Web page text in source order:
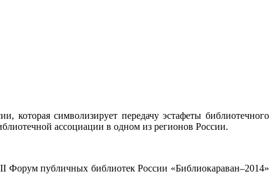
которая символизирует передачу эстафеты библиотечного
ассоциации в одном из регионов России.
Форум публичных библиотек России «Библиокараван–2014»